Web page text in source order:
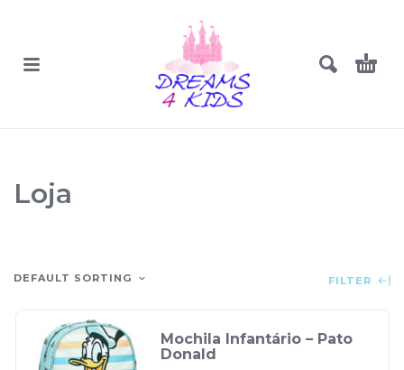
Loja
DEFAULT SORTING FILTER
Mochila Infantário – Pato
Donald